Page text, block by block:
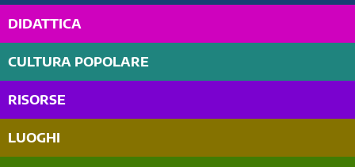
DIDATTICA
CULTURA POPOLARE
RISORSE
LUOGHI